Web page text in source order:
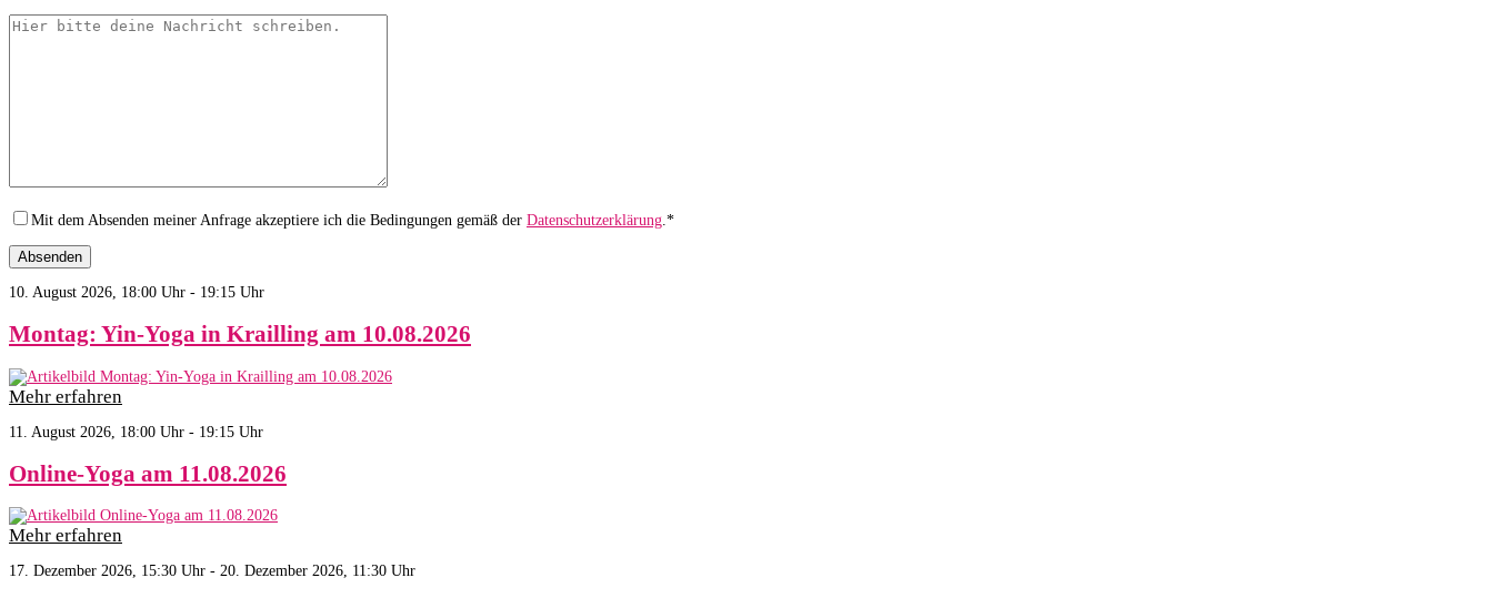
Mit dem Absenden meiner Anfrage akzeptiere ich die Bedingungen gemäß der Datenschutzerklärung .*
10. August 2026, 18:00 Uhr - 19:15 Uhr
Montag: Yin-Yoga in Krailling am 10.08.2026
Mehr erfahren
11. August 2026, 18:00 Uhr - 19:15 Uhr
Online-Yoga am 11.08.2026
Mehr erfahren
17. Dezember 2026, 15:30 Uhr - 20. Dezember 2026, 11:30 Uhr